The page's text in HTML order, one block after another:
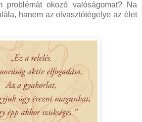
problémát okozó valóságomat? Na
hanem az olvasztótégelye az élet